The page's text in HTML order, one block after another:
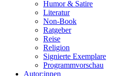
Humor & Satire
Literatur
Non-Book
Ratgeber
Reise
Religion
Signierte Exemplare
Programmvorschau
Autor:innen